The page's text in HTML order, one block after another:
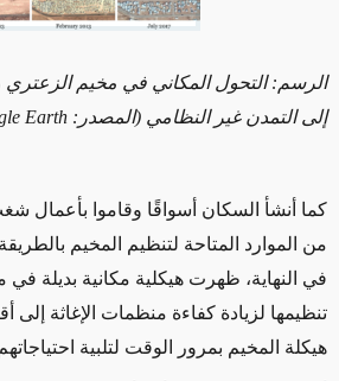
الرسم: التحول المكاني في مخيم الزعتري
إلى التمدن غير النظامي (المصدر: Earth)
كما أنشأ السكان أسواقًا وقاموا بأعمال
من الموارد المتاحة لتنظيم المخيم
في النهاية، ظهرت هيكلية مكانية بديلة
تنظيمها لزيادة كفاءة منظمات الإغاثة إلى
هيكلة المخيم بمرور الوقت لتلبية